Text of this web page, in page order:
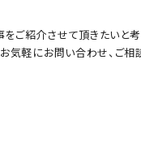
ご紹介させて頂きたいと考
気軽にお問い合わせ、ご相